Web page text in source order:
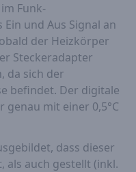
Funk-
und Aus Signal an
der Heizkörper
Steckeradapter
da sich der
befindet. Der digitale
mit einer 0,5°C
dass dieser
als auch gestellt (inkl.